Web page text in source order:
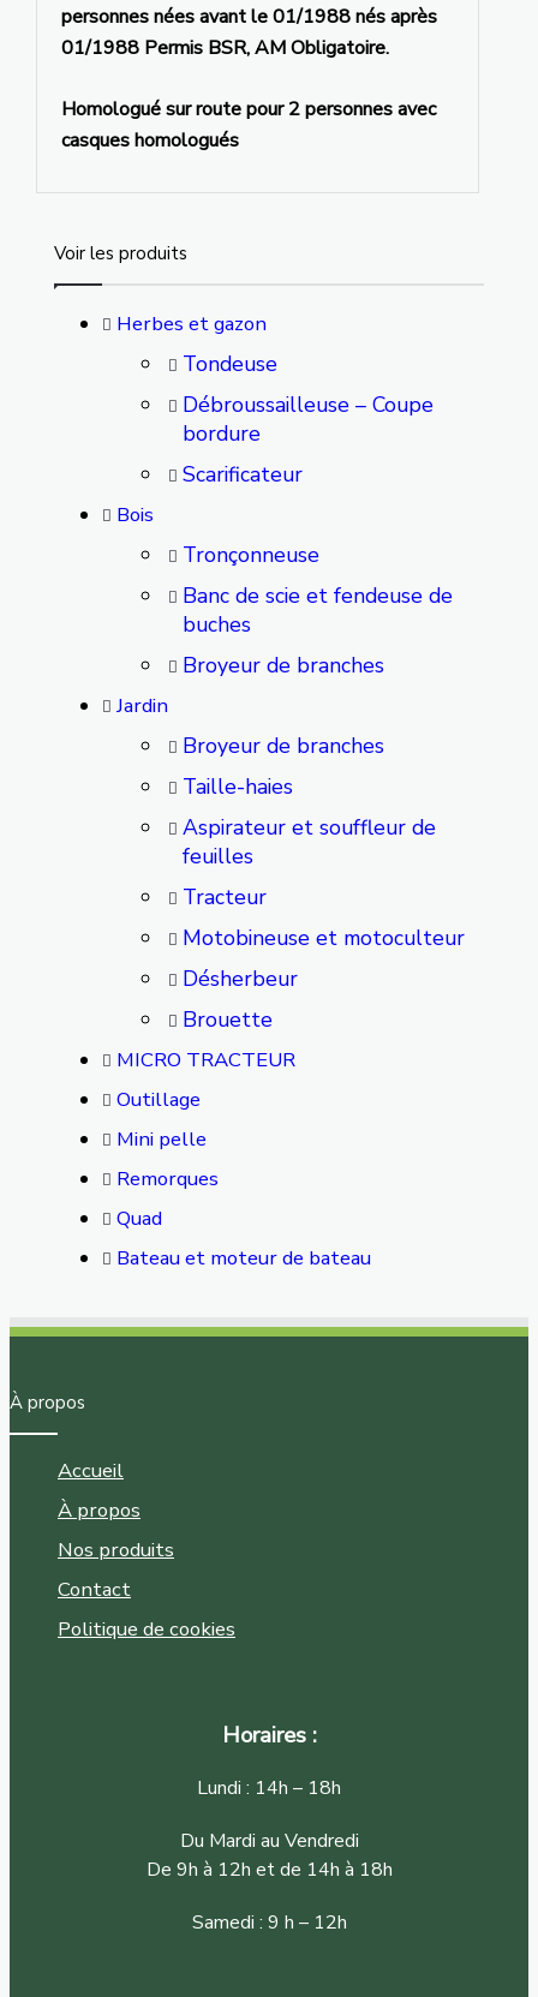
personnes nées avant le 01/1988 nés après
01/1988 Permis BSR, AM Obligatoire.
Homologué sur route pour 2 personnes avec
casques homologués
Voir les produits
Herbes et gazon
Tondeuse
Débroussailleuse – Coupe
bordure
Scarificateur
Bois
Tronçonneuse
Banc de scie et fendeuse de
buches
Broyeur de branches
Jardin
Broyeur de branches
Taille-haies
Aspirateur et souffleur de
feuilles
Tracteur
Motobineuse et motoculteur
Désherbeur
Brouette
MICRO TRACTEUR
Outillage
Mini pelle
Remorques
Quad
Bateau et moteur de bateau
À propos
Accueil
À propos
Nos produits
Contact
Politique de cookies
Horaires :
Lundi : 14h – 18h
Du Mardi au Vendredi
De 9h à 12h et de 14h à 18h
Samedi : 9 h – 12h